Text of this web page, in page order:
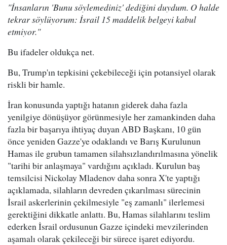
"İnsanların 'Bunu söylemediniz' dediğini duydum. O halde
tekrar söylüyorum: İsrail 15 maddelik belgeyi kabul
etmiyor."
Bu ifadeler oldukça net.
Bu, Trump'ın tepkisini çekebileceği için potansiyel olarak
riskli bir hamle.
İran konusunda yaptığı hatanın giderek daha fazla
yenilgiye dönüşüyor görünmesiyle her zamankinden daha
fazla bir başarıya ihtiyaç duyan ABD Başkanı, 10 gün
önce yeniden Gazze'ye odaklandı ve Barış Kurulunun
Hamas ile grubun tamamen silahsızlandırılmasına yönelik
"tarihi bir anlaşmaya" vardığını açıkladı. Kurulun baş
temsilcisi Nickolay Mladenov daha sonra X'te yaptığı
açıklamada, silahların devreden çıkarılması sürecinin
İsrail askerlerinin çekilmesiyle "eş zamanlı" ilerlemesi
gerektiğini dikkatle anlattı. Bu, Hamas silahlarını teslim
ederken İsrail ordusunun Gazze içindeki mevzilerinden
aşamalı olarak çekileceği bir sürece işaret ediyordu.